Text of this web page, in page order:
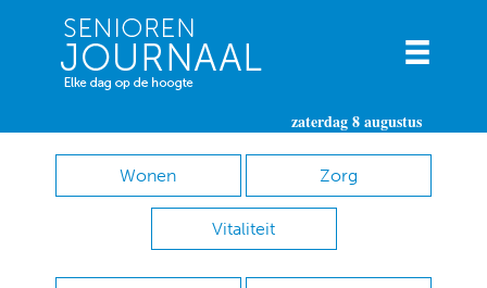
zaterdag 8 augustus
Wonen Zorg
Vitaliteit